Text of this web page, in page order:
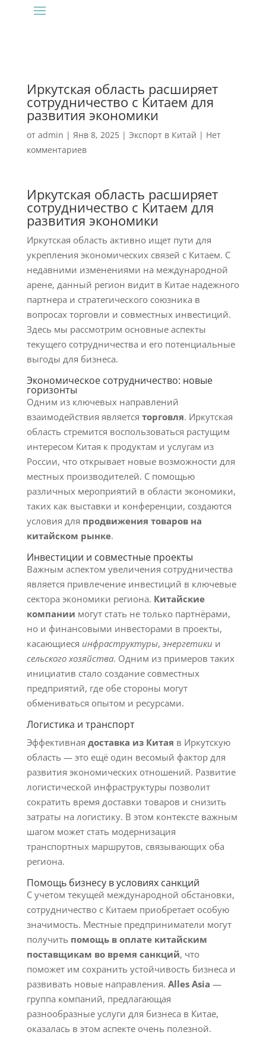
Иркутская область расширяет
сотрудничество с Китаем для
развития экономики
от admin | Янв 8, 2025| Экспорт в Китай | Нет
комментариев
Иркутская область расширяет
сотрудничество с Китаем для
развития экономики
Иркутская область активно ищет пути для
укрепления экономических связей с Китаем. С
недавними изменениями на международной
арене, данный регион видит в Китае надежного
партнера и стратегического союзника в
вопросах торговли и совместных инвестиций.
Здесь мы рассмотрим основные аспекты
текущего сотрудничества и его потенциальные
выгоды для бизнеса.
Экономическое сотрудничество: новые
горизонты
Одним из ключевых направлений
взаимодействия является торговля. Иркутская
область стремится воспользоваться растущим
интересом Китая к продуктам и услугам из
России, что открывает новые возможности для
местных производителей. С помощью
различных мероприятий в области экономики,
таких как выставки и конференции, создаются
условия для продвижения товаров на
китайском рынке.
Инвестиции и совместные проекты
Важным аспектом увеличения сотрудничества
является привлечение инвестиций в ключевые
сектора экономики региона. Китайские
компании могут стать не только партнёрами,
но и финансовыми инвесторами в проекты,
касающиеся инфраструктуры, энергетики и
сельского хозяйства. Одним из примеров таких
инициатив стало создание совместных
предприятий, где обе стороны могут
обмениваться опытом и ресурсами.
Логистика и транспорт
Эффективная доставка из Китая в Иркутскую
область — это ещё один весомый фактор для
развития экономических отношений. Развитие
логистической инфраструктуры позволит
сократить время доставки товаров и снизить
затраты на логистику. В этом контексте важным
шагом может стать модернизация
транспортных маршрутов, связывающих оба
региона.
Помощь бизнесу в условиях санкций
С учетом текущей международной обстановки,
сотрудничество с Китаем приобретает особую
значимость. Местные предприниматели могут
получить помощь в оплате китайским
поставщикам во время санкций, что
поможет им сохранить устойчивость бизнеса и
развивать новые направления. Alles Asia —
группа компаний, предлагающая
разнообразные услуги для бизнеса в Китае,
оказалась в этом аспекте очень полезной.